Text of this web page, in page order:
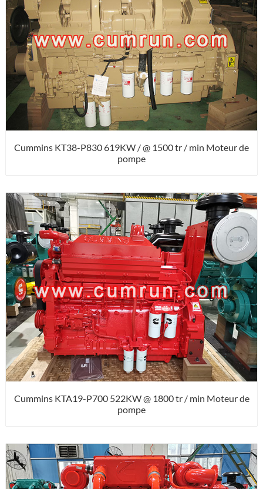
Cummins KT38-P830 619KW / @ 1500 tr / min Moteur de
pompe
Cummins KTA19-P700 522KW @ 1800 tr / min Moteur de
pompe